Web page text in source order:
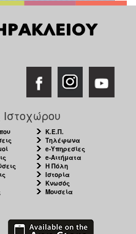
Κ.Ε.Π.
Τηλέφωνα
e-Υπηρεσίες
e-Αιτήματα
Η Πόλη
Ιστορία
Κνωσός
Μουσεία